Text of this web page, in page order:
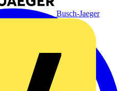
Busch-Jaeger